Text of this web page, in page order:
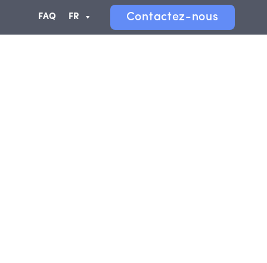
FAQ FR Contactez-nous